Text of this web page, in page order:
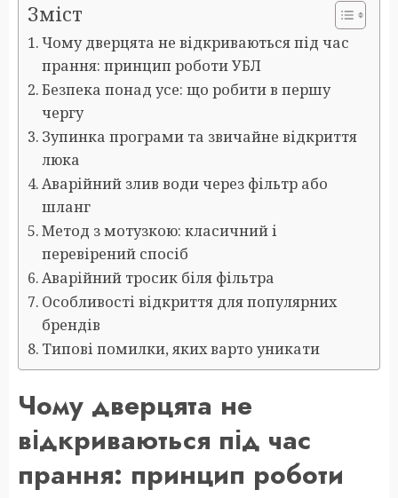
Зміст
Чому дверцята не відкриваються під час
прання: принцип роботи УБЛ
Безпека понад усе: що робити в першу
чергу
Зупинка програми та звичайне відкриття
люка
Аварійний злив води через фільтр або
шланг
Метод з мотузкою: класичний і
перевірений спосіб
Аварійний тросик біля фільтра
Особливості відкриття для популярних
брендів
Типові помилки, яких варто уникати
Чому дверцята не
відкриваються під час
прання: принцип роботи